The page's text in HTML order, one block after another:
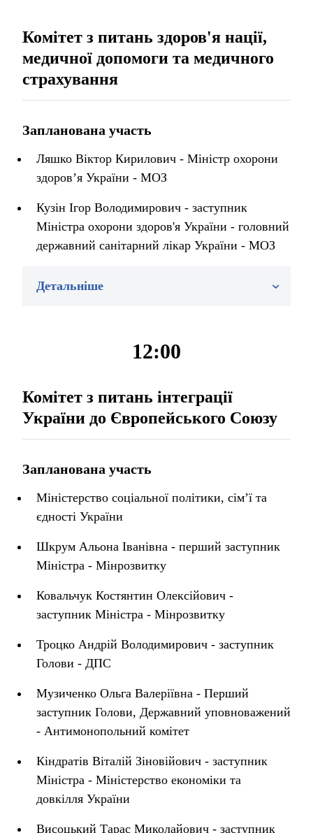
Комітет з питань здоров'я нації,
медичної допомоги та медичного
страхування
Запланована участь
Ляшко Віктор Кирилович - Міністр охорони
здоров’я України - МОЗ
Кузін Ігор Володимирович - заступник
Міністра охорони здоров'я України - головний
державний санітарний лікар України - МОЗ
Детальніше
12:00
Комітет з питань інтеграції
України до Європейського Союзу
Запланована участь
Міністерство соціальної політики, сім’ї та
єдності України
Шкрум Альона Іванівна - перший заступник
Міністра - Мінрозвитку
Ковальчук Костянтин Олексійович -
заступник Міністра - Мінрозвитку
Троцко Андрій Володимирович - заступник
Голови - ДПС
Музиченко Ольга Валеріївна - Перший
заступник Голови, Державний уповноважений
- Антимонопольний комітет
Кіндратів Віталій Зіновійович - заступник
Міністра - Міністерство економіки та
довкілля України
Висоцький Тарас Миколайович - заступник